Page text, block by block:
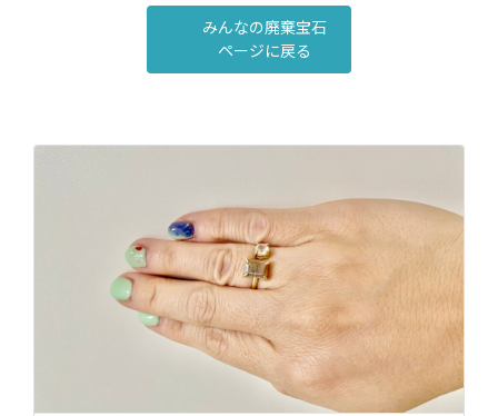
みんなの廃棄宝石
ページに戻る